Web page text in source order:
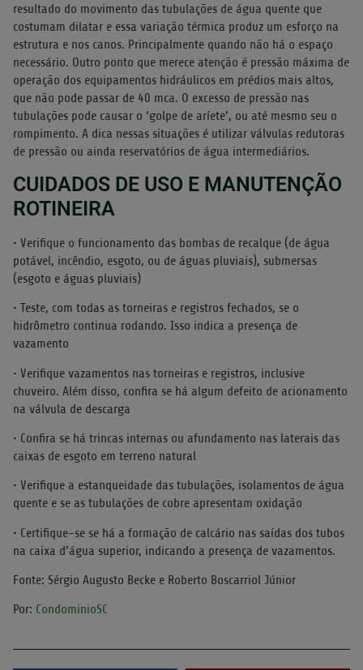
resultado do movimento das tubulações de água quente que
costumam dilatar e essa variação térmica produz um esforço na
estrutura e nos canos. Principalmente quando não há o espaço
necessário. Outro ponto que merece atenção é pressão máxima de
operação dos equipamentos hidráulicos em prédios mais altos,
que não pode passar de 40 mca. O excesso de pressão nas
tubulações pode causar o ‘golpe de aríete’, ou até mesmo seu o
rompimento. A dica nessas situações é utilizar válvulas redutoras
de pressão ou ainda reservatórios de água intermediários.
CUIDADOS DE USO E MANUTENÇÃO
ROTINEIRA
• Verifique o funcionamento das bombas de recalque (de água
potável, incêndio, esgoto, ou de águas pluviais), submersas
(esgoto e águas pluviais)
• Teste, com todas as torneiras e registros fechados, se o
hidrômetro continua rodando. Isso indica a presença de
vazamento
• Verifique vazamentos nas torneiras e registros, inclusive
chuveiro. Além disso, confira se há algum defeito de acionamento
na válvula de descarga
• Confira se há trincas internas ou afundamento nas laterais das
caixas de esgoto em terreno natural
• Verifique a estanqueidade das tubulações, isolamentos de água
quente e se as tubulações de cobre apresentam oxidação
• Certifique-se se há a formação de calcário nas saídas dos tubos
na caixa d’água superior, indicando a presença de vazamentos.
Fonte: Sérgio Augusto Becke e Roberto Boscarriol Júnior
Por: CondominioSC